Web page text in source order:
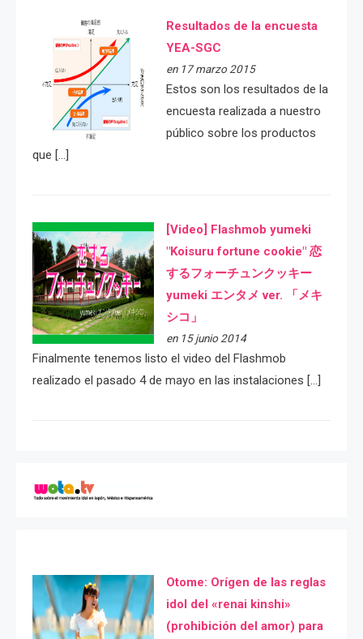
Resultados de la encuesta
YEA-SGC
en 17 marzo 2015
Estos son los resultados de la
encuesta realizada a nuestro
público sobre los productos
que […]
[Video] Flashmob yumeki
"Koisuru fortune cookie" 恋
するフォーチュンクッキー
yumeki エンタメ ver. 「メキ
シコ」
en 15 junio 2014
Finalmente tenemos listo el video del Flashmob
realizado el pasado 4 de mayo en las instalaciones […]
Otome: Orígen de las reglas
idol del «renai kinshi»
(prohibición del amor) para